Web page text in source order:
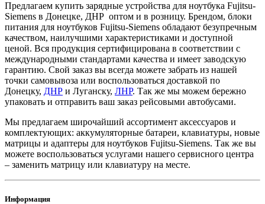
Предлагаем купить зарядные устройства для ноутбука Fujitsu-
Siemens в Донецке, ДНР оптом и в розницу. Брендом, блоки
питания для ноутбуков Fujitsu-Siemens обладают безупречным
качеством, наилучшими характеристиками и доступной
ценой. Вся продукция сертифицирована в соответствии с
международными стандартами качества и имеет заводскую
гарантию. Свой заказ вы всегда можете забрать из нашей
точки самовывоза или воспользоваться доставкой по
Донецку, ДНР и Луганску, ЛНР. Так же мы можем бережно
упаковать и отправить ваш заказ рейсовыми автобусами.
Мы предлагаем широчайший ассортимент аксессуаров и
комплектующих: аккумуляторные батареи, клавиатуры, новые
матрицы и адаптеры для ноутбуков Fujitsu-Siemens. Так же вы
можете воспользоваться услугами нашего сервисного центра
– заменить матрицу или клавиатуру на месте.
Информация